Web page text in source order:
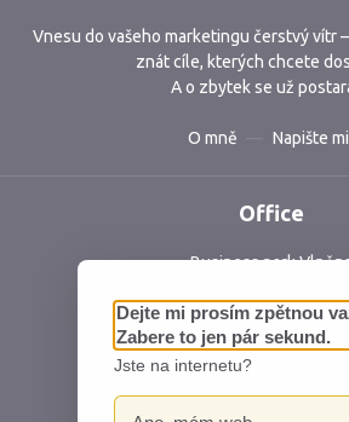
Vnesu do vašeho marketingu čerstvý vítr
znát cíle, kterých chcete
A o zbytek se už
O mně Napište mi
Office
Business park
Česká republika
IČ: 06762409 DIČ: